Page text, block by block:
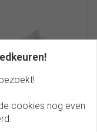
cookies nog even